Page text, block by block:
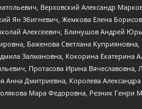
Верховский Александр
Ян Збигневич, Жемкова Елена
Алексеевич, Блинушов Андрей
Баженова Светлана
Залмановна, Кокорина Екатерина
Протасова Ирина Вячеславовна,
Дмитриевна, Королева
Мара Федоровна, Резник Генри